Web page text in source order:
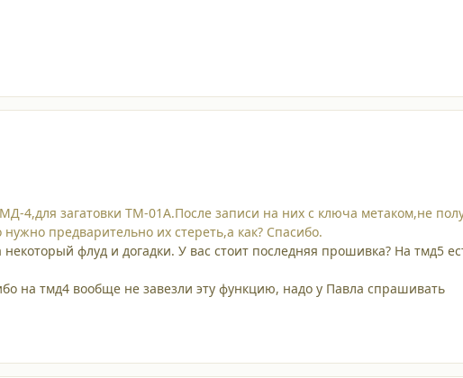
4,для загатовки ТМ-01А.После записи на них с ключа метаком,не
предварительно их стереть,а как? Спасибо.
флуд и догадки. У вас стоит последняя прошивка? На тмд5
на тмд4 вообще не завезли эту функцию, надо у Павла спрашивать